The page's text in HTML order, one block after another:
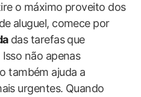
o máximo proveito dos
aluguel, comece por
das tarefas que
não apenas
também ajuda a
urgentes. Quando